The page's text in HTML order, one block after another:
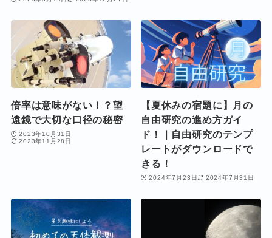
倍率は意味がない！？望
遠鏡で大切な口径の秘密
2023年10月31日
2023年11月28日
【夏休みの宿題に】月の
自由研究の進め方ガイ
ド！｜自由研究のテンプ
レートがダウンロードで
きる！
2024年7月23日 2024年7月31日